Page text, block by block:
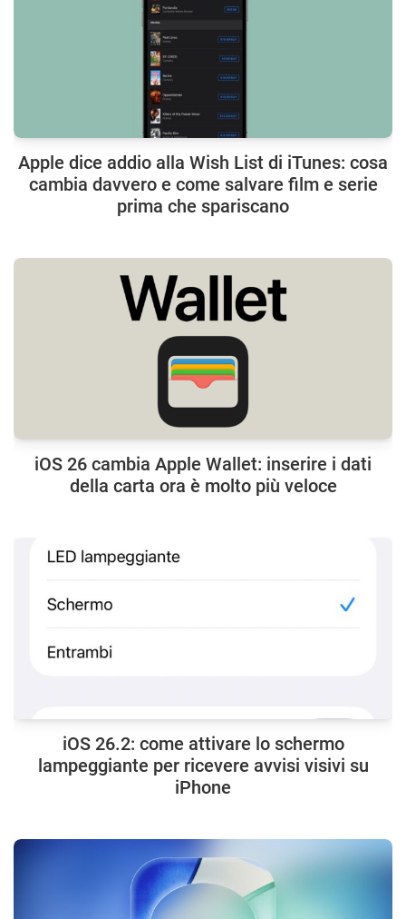
Apple dice addio alla Wish List di iTunes: cosa
cambia davvero e come salvare film e serie
prima che spariscano
iOS 26 cambia Apple Wallet: inserire i dati
della carta ora è molto più veloce
iOS 26.2: come attivare lo schermo
lampeggiante per ricevere avvisi visivi su
iPhone